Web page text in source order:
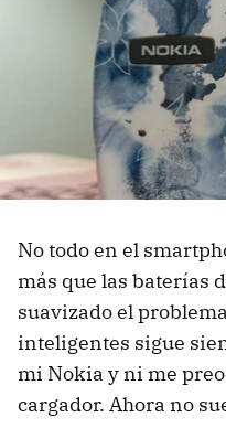
No todo en el
más que las baterías
suavizado el
inteligentes sigue
mi Nokia y ni me
cargador. Ahora no